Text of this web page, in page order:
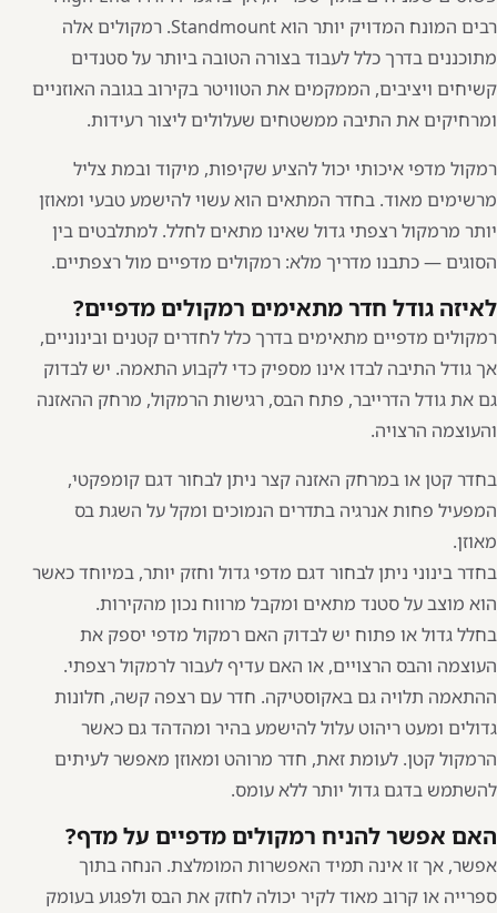
רבים המונח המדויק יותר הוא Standmount. רמקולים אלה
מתוכננים בדרך כלל לעבוד בצורה הטובה ביותר על סטנדים
קשיחים ויציבים, הממקמים את הטוויטר בקירוב בגובה האוזניים
ומרחיקים את התיבה ממשטחים שעלולים ליצור רעידות.
רמקול מדפי איכותי יכול להציע שקיפות, מיקוד ובמת צליל
מרשימים מאוד. בחדר המתאים הוא עשוי להישמע טבעי ומאוזן
יותר מרמקול רצפתי גדול שאינו מתאים לחלל. למתלבטים בין
הסוגים — כתבנו מדריך מלא: רמקולים מדפיים מול רצפתיים.
לאיזה גודל חדר מתאימים רמקולים מדפיים?
רמקולים מדפיים מתאימים בדרך כלל לחדרים קטנים ובינוניים,
אך גודל התיבה לבדו אינו מספיק כדי לקבוע התאמה. יש לבדוק
גם את גודל הדרייבר, פתח הבס, רגישות הרמקול, מרחק ההאזנה
והעוצמה הרצויה.
בחדר קטן או במרחק האזנה קצר ניתן לבחור דגם קומפקטי,
המפעיל פחות אנרגיה בתדרים הנמוכים ומקל על השגת בס
מאוזן.
בחדר בינוני ניתן לבחור דגם מדפי גדול וחזק יותר, במיוחד כאשר
הוא מוצב על סטנד מתאים ומקבל מרווח נכון מהקירות.
בחלל גדול או פתוח יש לבדוק האם רמקול מדפי יספק את
העוצמה והבס הרצויים, או האם עדיף לעבור לרמקול רצפתי.
ההתאמה תלויה גם באקוסטיקה. חדר עם רצפה קשה, חלונות
גדולים ומעט ריהוט עלול להישמע בהיר ומהדהד גם כאשר
הרמקול קטן. לעומת זאת, חדר מרוהט ומאוזן מאפשר לעיתים
להשתמש בדגם גדול יותר ללא עומס.
האם אפשר להניח רמקולים מדפיים על מדף?
אפשר, אך זו אינה תמיד האפשרות המומלצת. הנחה בתוך
ספרייה או קרוב מאוד לקיר יכולה לחזק את הבס ולפגוע בעומק